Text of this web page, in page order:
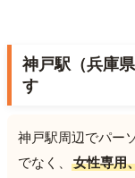
神戸駅（兵庫
す
神戸駅周辺でパー
でなく、
女性専用